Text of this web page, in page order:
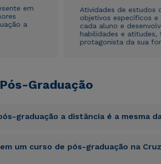
em
a
Atividades de estudos
objetivos específicos e
cada aluno e
habilidades e atitudes,
protagonista da sua
Graduação
graduação a distância é a mesma
ab illo inventore veritatis et quasi
um curso de pós-graduação na
Estou de acordo
Estou de acordo